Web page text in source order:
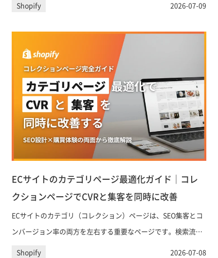
Performance Maxの活用法まで実践的に解説します。
Shopify 2026-07-09
ECサイトのカテゴリページ最適化ガイド｜コレ
クションページでCVRと集客を同時に改善
ECサイトのカテゴリ（コレクション）ページは、SEO集客とコ
ンバージョン率の両方を左右する重要なページです。検索流入
を増やしながら購買意欲を高めるカテゴリページの設計・最適
Shopify 2026-07-08